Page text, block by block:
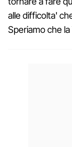
alle difficolta'
Speriamo che